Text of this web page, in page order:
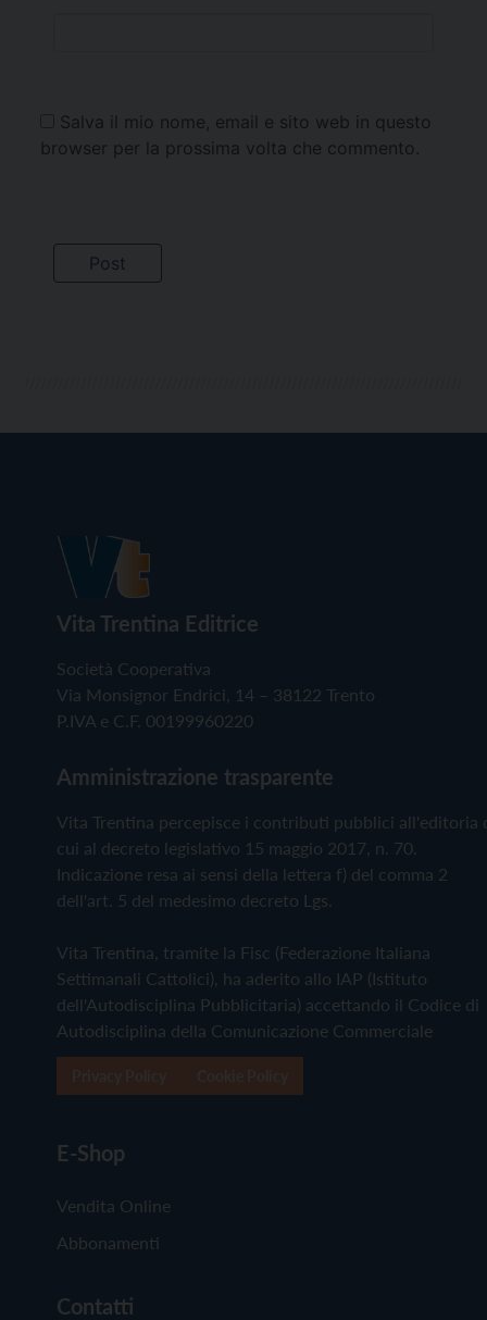
Salva il mio nome, email e sito web in questo
browser per la prossima volta che commento.
Vita Trentina Editrice
Società Cooperativa
Via Monsignor Endrici, 14 – 38122 Trento
P.IVA e C.F. 00199960220
Amministrazione trasparente
Vita Trentina percepisce i contributi pubblici all'editoria
cui al decreto legislativo 15 maggio 2017, n. 70.
Indicazione resa ai sensi della lettera f) del comma 2
dell'art. 5 del medesimo decreto Lgs.
Vita Trentina, tramite la Fisc (Federazione Italiana
Settimanali Cattolici), ha aderito allo IAP (Istituto
dell'Autodisciplina Pubblicitaria) accettando il Codice di
Autodisciplina della Comunicazione Commerciale
E-Shop
Vendita Online
Abbonamenti
Contatti